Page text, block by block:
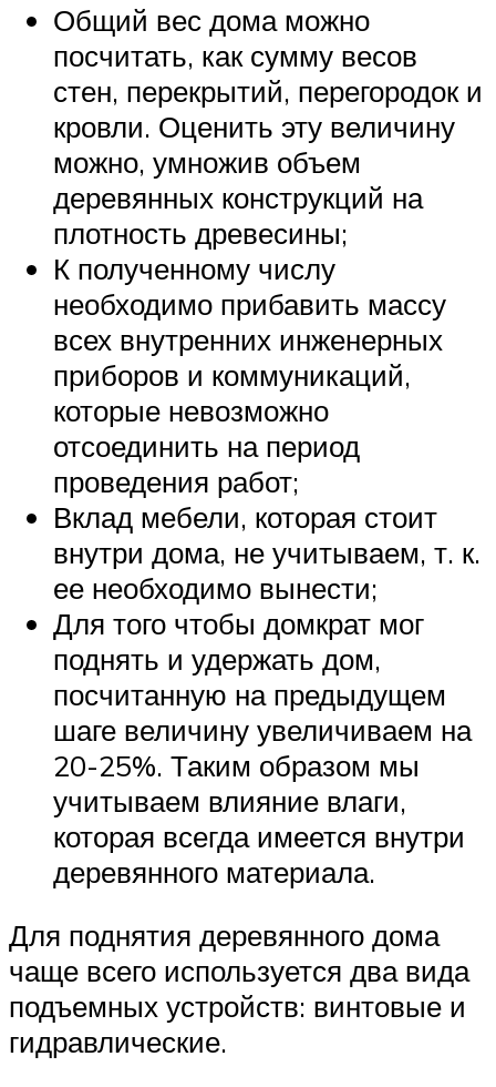
Общий вес дома можно
посчитать, как сумму весов
стен, перекрытий, перегородок и
кровли. Оценить эту величину
можно, умножив объем
деревянных конструкций на
плотность древесины;
К полученному числу
необходимо прибавить массу
всех внутренних инженерных
приборов и коммуникаций,
которые невозможно
отсоединить на период
проведения работ;
Вклад мебели, которая стоит
внутри дома, не учитываем, т. к.
ее необходимо вынести;
Для того чтобы домкрат мог
поднять и удержать дом,
посчитанную на предыдущем
шаге величину увеличиваем на
20-25%. Таким образом мы
учитываем влияние влаги,
которая всегда имеется внутри
деревянного материала.
Для поднятия деревянного дома
чаще всего используется два вида
подъемных устройств: винтовые и
гидравлические.